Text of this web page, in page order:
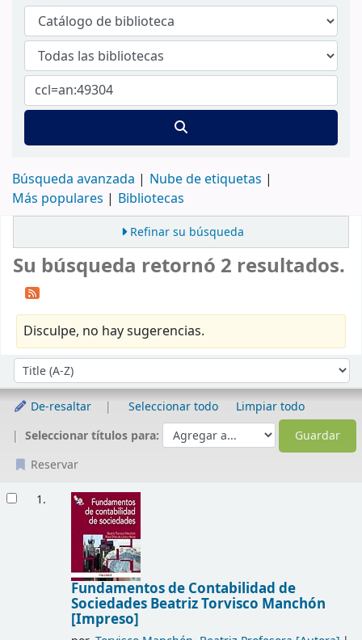
Búsqueda avanzada
Nube de etiquetas
Más populares
Bibliotecas
Refinar su búsqueda
Su búsqueda retornó 2 resultados.
Disculpe, no hay sugerencias.
Ordenar por:
De-resaltar Seleccionar todo
Limpiar todo
Seleccionar títulos para:
Reservar
1.
Fundamentos de Contabilidad de
Sociedades Beatriz Torvisco Manchón
[Impreso]